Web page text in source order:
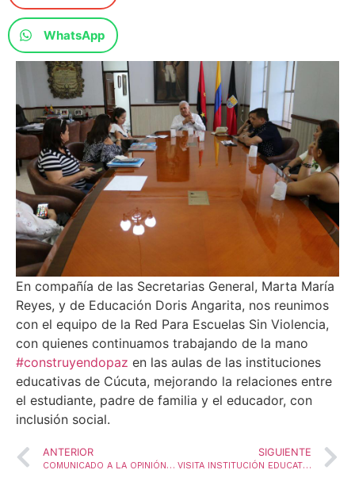
WhatsApp
En compañía de las Secretarias General, Marta María
Reyes, y de Educación Doris Angarita, nos reunimos
con el equipo de la Red Para Escuelas Sin Violencia,
con quienes continuamos trabajando de la mano
#construyendopaz en las aulas de las instituciones
educativas de Cúcuta, mejorando la relaciones entre
el estudiante, padre de familia y el educador, con
inclusión social.
ANTERIOR
COMUNICADO A LA OPINIÓN PÚBLICA
SIGUIENTE
VISITA INSTITUCIÓN EDUCATIVA SAN FRANCISCO DE SALES